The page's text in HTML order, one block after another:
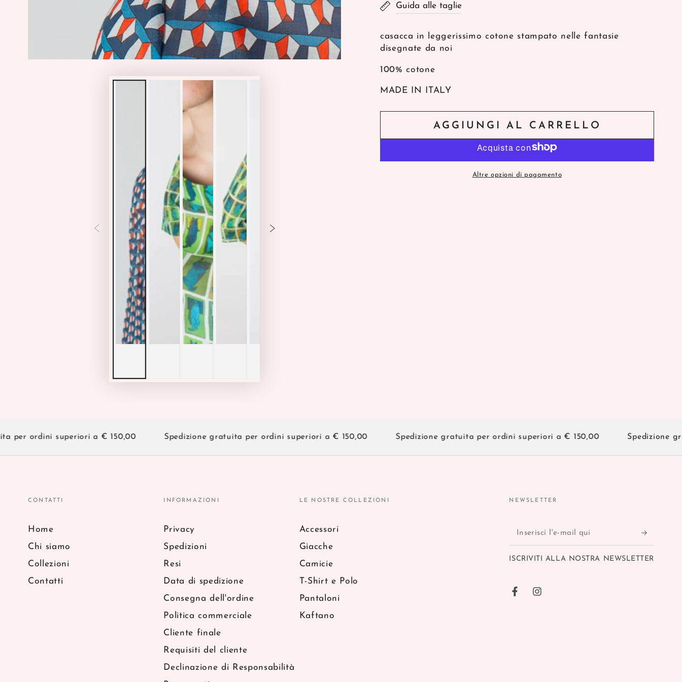
disponibile
Guida alle taglie
casacca in leggerissimo cotone stampato nelle fantasie
disegnate da noi
100% cotone
MADE IN ITALY
AGGIUNGI AL CARRELLO
Altre opzioni di pagamento
ordini superiori a € 150,00 Spedizione gratuita per ordini superiori a € 150,00 Spedizione gratuita per ordini superiori a € 150,00 Spedizione
CONTATTI
Home
Chi siamo
Collezioni
Contatti
INFORMAZIONI
Privacy
Spedizioni
Resi
Data di spedizione
Consegna dell'ordine
Politica commerciale
Cliente finale
Requisiti del cliente
Declinazione di Responsabilità
LE NOSTRE COLLEZIONI
Accessori
Giacche
Camicie
T-Shirt e Polo
Pantaloni
Kaftano
NEWSLETTER
Inserisci
l'e-
mail
ISCRIVITI ALLA NOSTRA NEWSLETTER
FacebookInstagram